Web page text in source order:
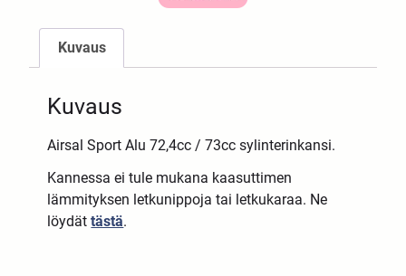
Kuvaus
Kuvaus
Airsal Sport Alu 72,4cc / 73cc sylinterinkansi.
Kannessa ei tule mukana kaasuttimen
lämmityksen letkunippoja tai letkukaraa. Ne
löydättästä.